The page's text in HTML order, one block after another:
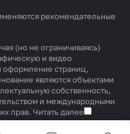
рекомендательные
(но не ограничиваясь)
и видео
оформление страниц,
являются объектами
собственность,
и международными
прав. Читать далее